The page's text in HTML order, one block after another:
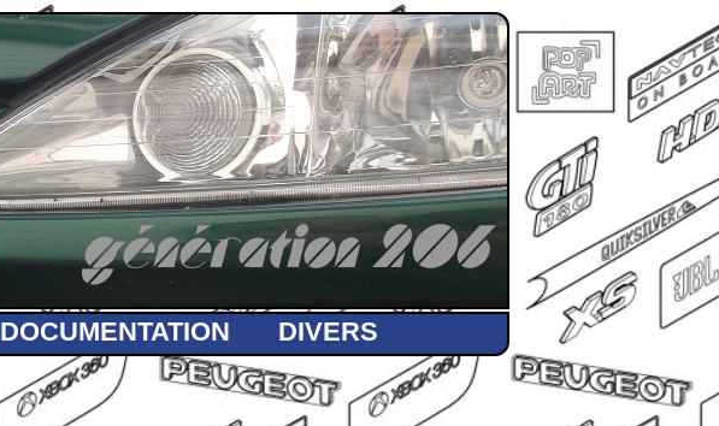
génération 206
DOCUMENTATION DIVERS